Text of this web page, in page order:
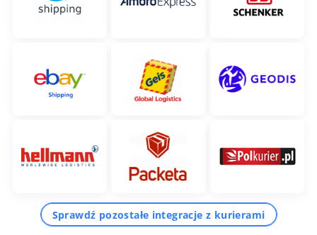
Sprawdź pozostałe integracje z kurierami